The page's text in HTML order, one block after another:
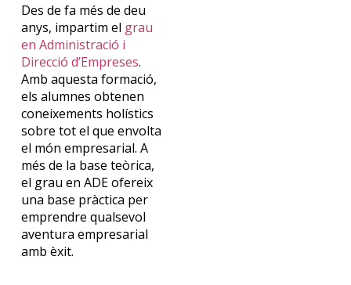
Des de fa més de deu
anys, impartim el grau
en Administració i
Direcció d’Empreses.
Amb aquesta formació,
els alumnes obtenen
coneixements holístics
sobre totel que envolta
el món empresarial. A
més de la base teòrica,
el grau en ADEofereix
una base pràctica per
emprendre qualsevol
aventura empresarial
amb èxit.